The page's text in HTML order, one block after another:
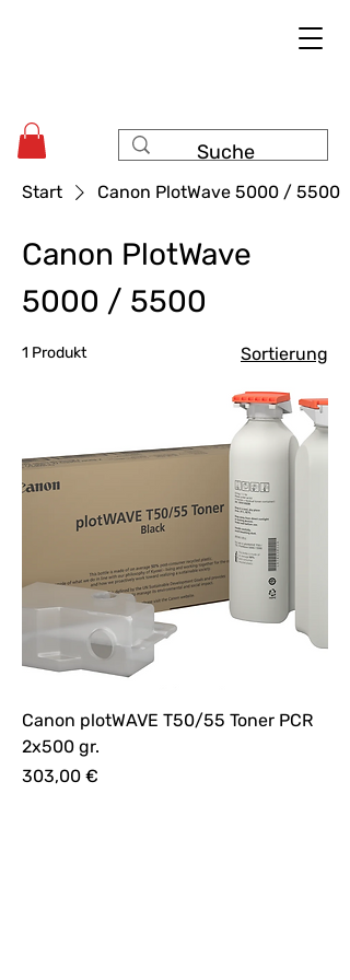
Start Canon PlotWave 5000 / 5500
Canon PlotWave
5000 / 5500
1 Produkt Sortierung
Canon plotWAVE T50/55 Toner PCR
2x500 gr.
Preis
303,00 €